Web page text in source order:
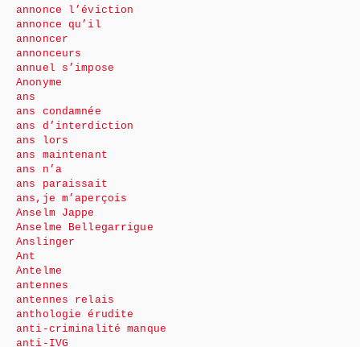
annonce l’éviction
annonce qu’il
annoncer
annonceurs
annuel s’impose
Anonyme
ans
ans condamnée
ans d’interdiction
ans lors
ans maintenant
ans n’a
ans paraissait
ans,je m’aperçois
Anselm Jappe
Anselme Bellegarrigue
Anslinger
Ant
Antelme
antennes
antennes relais
anthologie érudite
anti-criminalité manque
anti-IVG